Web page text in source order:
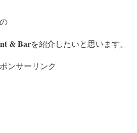
の
& Barを紹介したいと思います。
ンサーリンク